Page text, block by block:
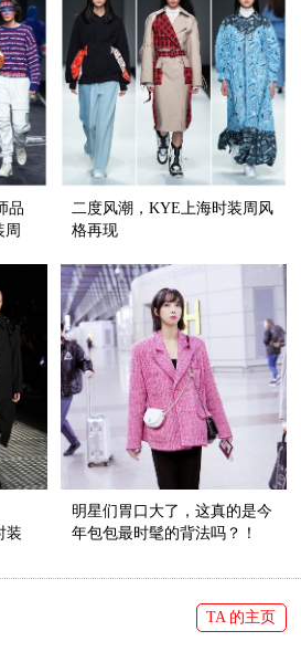
品
二度风潮，KYE上海时装周风
格再现
装
明星们胃口大了，这真的是今
年包包最时髦的背法吗？！
TA 的主页